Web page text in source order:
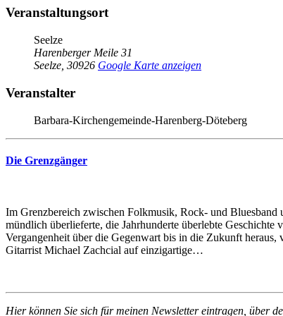
Veranstaltungsort
Seelze
Harenberger Meile 31
Seelze 30926 Google Karte anzeigen
Veranstalter
Barbara-Kirchengemeinde-Harenberg-Döteberg
Die Grenzgänger
Im Grenzbereich zwischen Folkmusik, Rock- und Bluesband
mündlich überlieferte, die Jahrhunderte überlebte
Vergangenheit über die Gegenwart bis in die Zukunft
Gitarrist Michael Zachcial auf einzigartige…
Hier können Sie sich für meinen Newsletter eintragen, über